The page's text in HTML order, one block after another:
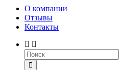
О компании
Отзывы
Контакты